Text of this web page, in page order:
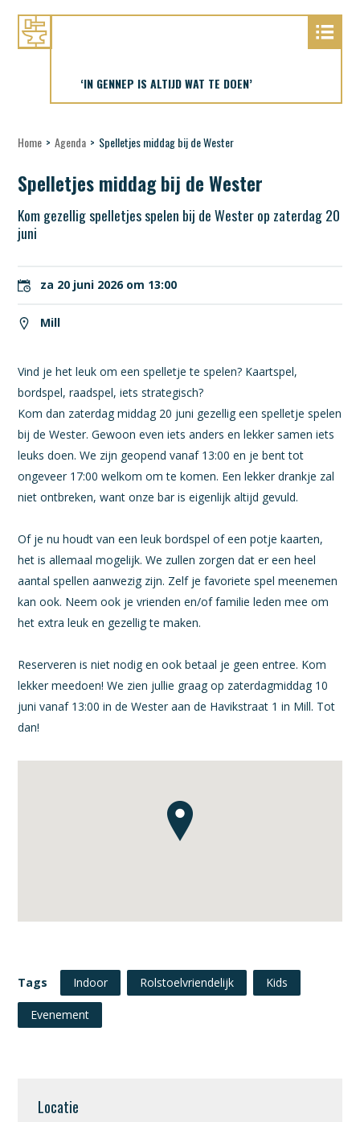
‘IN GENNEP IS ALTIJD WAT TE DOEN’
Home > Agenda > Spelletjes middag bij de Wester
Spelletjes middag bij de Wester
Kom gezellig spelletjes spelen bij de Wester op zaterdag 20
juni
za 20 juni 2026 om 13:00
Mill
Vind je het leuk om een spelletje te spelen? Kaartspel,
bordspel, raadspel, iets strategisch?
Kom dan zaterdag middag 20 juni gezellig een spelletje spelen
bij de Wester. Gewoon even iets anders en lekker samen iets
leuks doen. We zijn geopend vanaf 13:00 en je bent tot
ongeveer 17:00 welkom om te komen. Een lekker drankje zal
niet ontbreken, want onze bar is eigenlijk altijd gevuld.
Of je nu houdt van een leuk bordspel of een potje kaarten,
het is allemaal mogelijk. We zullen zorgen dat er een heel
aantal spellen aanwezig zijn. Zelf je favoriete spel meenemen
kan ook. Neem ook je vrienden en/of familie leden mee om
het extra leuk en gezellig te maken.
Reserveren is niet nodig en ook betaal je geen entree. Kom
lekker meedoen! We zien jullie graag op zaterdagmiddag 10
juni vanaf 13:00 in de Wester aan de Havikstraat 1 in Mill. Tot
dan!
Tags Indoor Rolstoelvriendelijk Kids
Evenement
Locatie